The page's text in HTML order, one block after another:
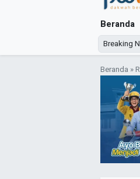
Beranda
Breaking
Beranda »